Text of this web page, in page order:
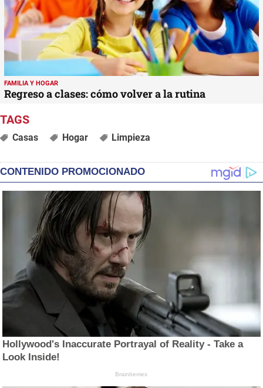
FAMILIA Y HOGAR
Regreso a clases: cómo volver a la rutina
Casas Hogar Limpieza
CONTENIDO PROMOCIONADO
Hollywood's Inaccurate Portrayal of Reality - Take a
Look Inside!
Brainberries